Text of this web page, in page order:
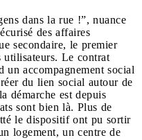
dans la rue !”, nuance
des affaires
secondaire, le premier
utilisateurs. Le contrat
un accompagnement social
du lien social autour de
démarche est depuis
sont bien là. Plus de
le dispositif ont pu sortir
logement, un centre de